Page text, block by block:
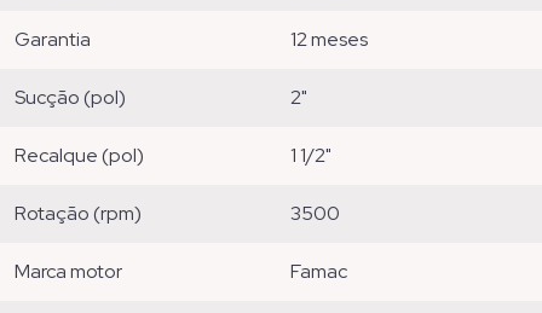
garantia 12 meses
sucção (pol) 2"
recalque (pol) 1 1/2"
rotação (rpm) 3500
marca motor famac